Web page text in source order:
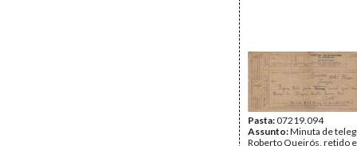
Pasta:07219.094
Assunto:Minuta de
Roberto Queirós, retido